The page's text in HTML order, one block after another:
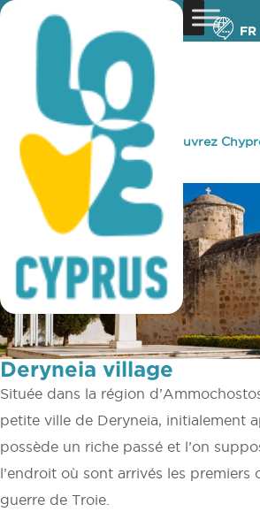
FR
You are here: Home »Découvrez
Villages » Deryneia village
Deryneia village
Située dans la région
petite ville de Deryneia, initialement
possède un riche passé et l’on
l’endroit où sont arrivés les premiers
guerre de Troie.